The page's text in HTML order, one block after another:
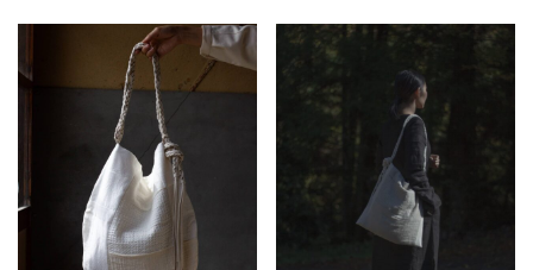
–
¥2,160
の
商
品
に
は
複
数
バ
リ
エ
ー
シ
ョ
ン